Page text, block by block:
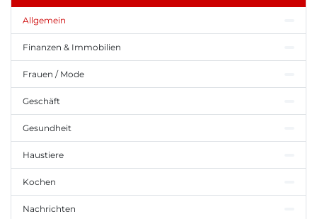
Allgemein
Finanzen & Immobilien
Frauen / Mode
Geschäft
Gesundheit
Haustiere
Kochen
Nachrichten